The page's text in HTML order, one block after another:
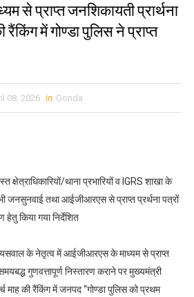
से प्राप्त जनशिकायती प्रार्थना
में गोण्डा पुलिस ने प्राप्त
08, 2026 in Gonda
क्षेत्राधिकारियों/थाना प्रभारियों व IGRS शाखा के
जनसुनवाई तथा आईजीआरएस से प्राप्त प्रर्थना पत्रों
हेतु किया गया निर्देशित
के नेतृत्व में आईजीआरएस के माध्यम से प्राप्त
गुणवत्तापूर्ण निस्तारण कराने पर मुख्यमंत्री
माह की रैंकिंग में जनपद “गोण्डा पुलिस को प्रथम